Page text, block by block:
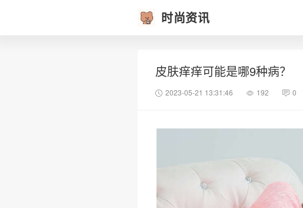
时尚资讯
皮肤痒痒可能是哪9种病？
2023-05-21 13:31:46 192 0